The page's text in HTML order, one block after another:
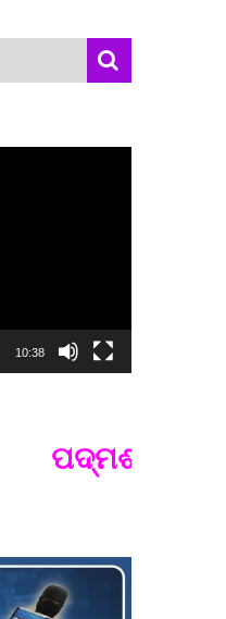
10:38
ପଦ୍ମଶ୍ରୀ ଜୟନ୍ତ